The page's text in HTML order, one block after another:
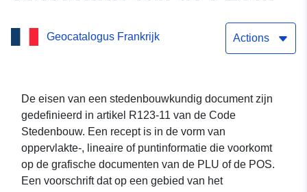
Bouttencourt
Geocatalogus Frankrijk Actions
De eisen van een stedenbouwkundig document zijn
gedefinieerd in artikel R123-11 van de Code
Stedenbouw. Een recept is in de vorm van
oppervlakte-, lineaire of puntinformatie die voorkomt
op de grafische documenten van de PLU of de POS.
Een voorschrift dat op een gebied van het